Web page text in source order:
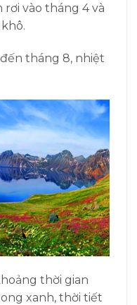
rơi vào tháng 4 và
tháng 8, nhiệt
thời gian
xanh, thời tiết